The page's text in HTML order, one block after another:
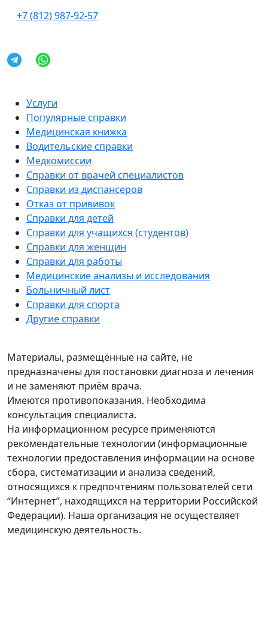
Услуги
Популярные справки
Медицинская книжка
Водительские справки
Медкомиссии
Справки от врачей специалистов
Справки из диспансеров
Отказ от прививок
Справки для детей
Справки для учащихся (студентов)
Справки для женщин
Справки для работы
Медицинские анализы и исследования
Больничный лист
Справки для спорта
Другие справки
+7 (812) 987-92-57
Материалы, размещённые на сайте, не
предназначены для постановки диагноза и лечения
и не заменяют приём врача.
Имеются противопоказания. Необходима
консультация специалиста.
На информационном ресурсе применяются
рекомендательные технологии (информационные
технологии предоставления информации на основе
сбора, систематизации и анализа сведений,
относящихся к предпочтениям пользователей сети
“Интернет”, находящихся на территории Российской
Федерации). Наша организация не осуществляет
медицинскую деятельность.